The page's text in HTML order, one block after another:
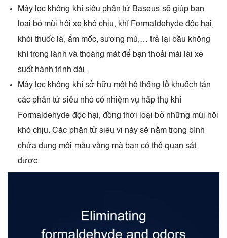
Máy lọc không khí siêu phân tử Baseus sẽ giúp bạn
loại bỏ mùi hôi xe khó chịu, khí Formaldehyde độc hại,
khói thuốc lá, ẩm mốc, sương mù,… trả lại bầu không
khí trong lành và thoáng mát để bạn thoải mái lái xe
suốt hành trình dài.
Máy lọc không khí sở hữu một hệ thống lỗ khuếch tán
các phân tử siêu nhỏ có nhiệm vụ hấp thụ khí
Formaldehyde độc hại, đồng thời loại bỏ những mùi hôi
khó chịu. Các phân tử siêu vi này sẽ nằm trong bình
chứa dung môi màu vàng mà bạn có thể quan sát
được.